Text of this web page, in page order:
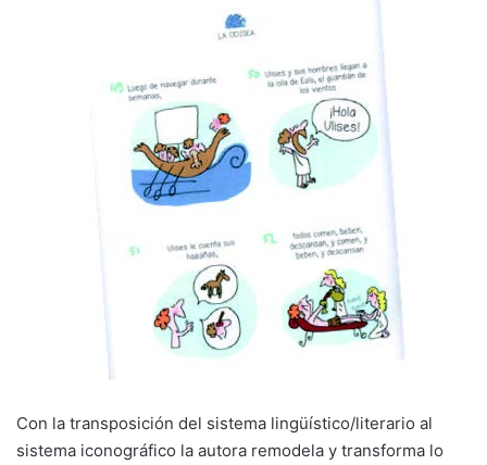
Con la transposición del sistema lingüístico/literario al
sistema iconográfico la autora remodela y transforma lo